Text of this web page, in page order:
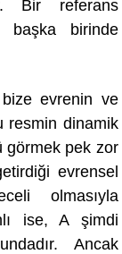
Bir referans
başka birinde
bize evrenin ve
resmin dinamik
görmek pek zor
evrensel
olmasıyla
ise, A şimdi
Ancak